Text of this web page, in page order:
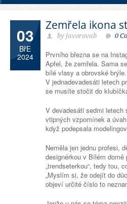
03
BřE
2024
Zemřela ikona
by javorovab 0
Prvního března se na
Apfel, že zemřela. Sama
bílé vlasy a obrovské
V jednadevadesáti letech
se musíte stočit do
V devadesáti sedmi letech
vtipných vzpomínek a
když podepsala
Neměla jen jednu profesi,
designérkou v Bílém
„trendseterkou“, tedy tou,
„Myslím si, že odejít do
objeví určité číslo to